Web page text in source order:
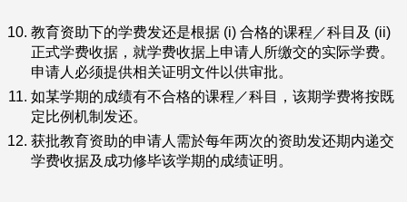
教育资助下的学费发还是根据 (i) 合格的课程／科目及 (ii)
正式学费收据，就学费收据上申请人所缴交的实际学费。
申请人必须提供相关证明文件以供审批。
如某学期的成绩有不合格的课程／科目，该期学费将按既
定比例机制发还。
获批教育资助的申请人需於每年两次的资助发还期内递交
学费收据及成功修毕该学期的成绩证明。